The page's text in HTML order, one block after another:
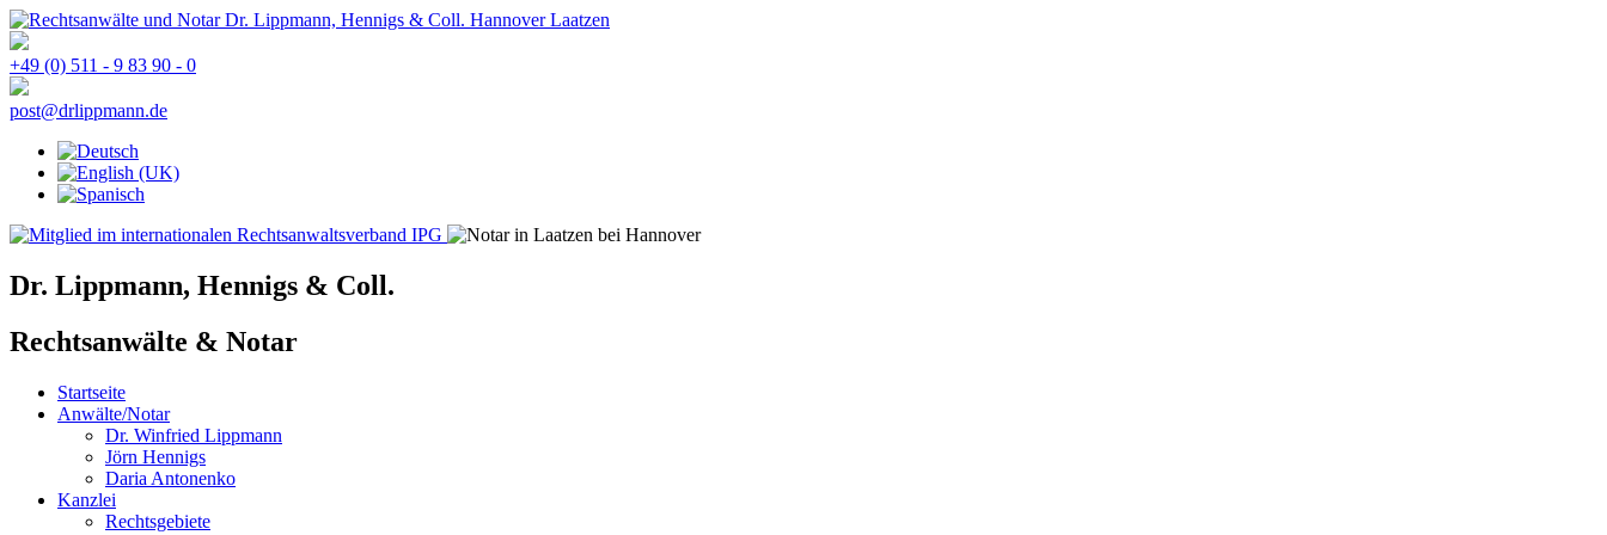
+49 (0) 511 - 9 83 90 - 0
post@drlippmann.de
Dr. Lippmann, Hennigs & Coll.
Rechtsanwälte & Notar
Startseite
Anwälte/Notar
Dr. Winfried Lippmann
Jörn Hennigs
Daria Antonenko
Kanzlei
Rechtsgebiete